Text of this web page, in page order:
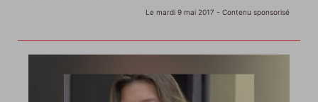
Le mardi 9 mai 2017 - Contenu sponsorisé